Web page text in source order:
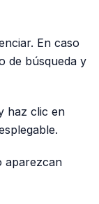
En caso
de búsqueda y
haz clic en
aparezcan